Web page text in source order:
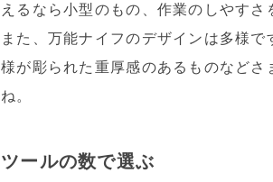
えるなら小型のもの、作業のしやす
また、万能ナイフのデザインは多様
様が彫られた重厚感のあるものなど
ね。
ツールの数で選ぶ